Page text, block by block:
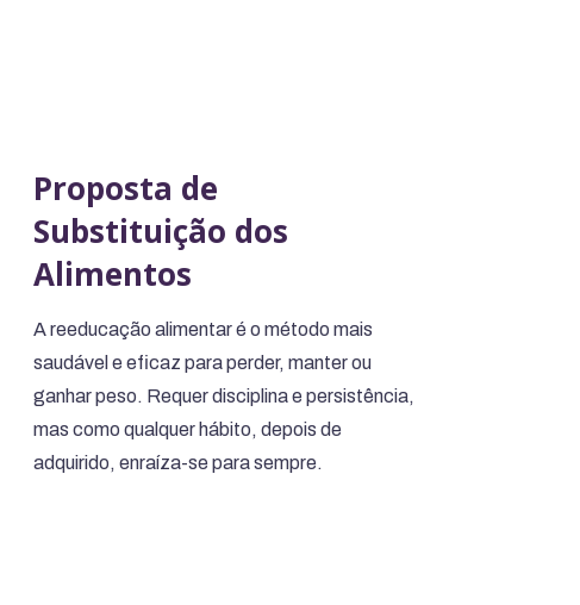
Proposta de
Substituição dos
Alimentos
A reeducação alimentar é o método mais
saudável e eficaz para perder, manter ou
ganhar peso. Requer disciplina e persistência,
mas como qualquer hábito, depois de
adquirido, enraíza-se para sempre.